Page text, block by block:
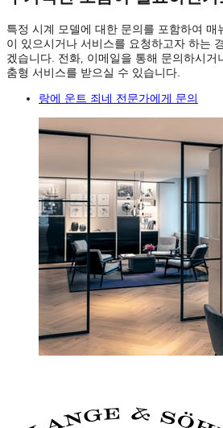
특정 시계 모델에 대한 문의를 포함하여 매
이 있으시거나 서비스를 요청하고자 하는
겠습니다. 전화, 이메일을 통해 문의하시거
춤형 서비스를 받으실 수 있습니다.
랑에 운트 죄네 전문가에게 문의